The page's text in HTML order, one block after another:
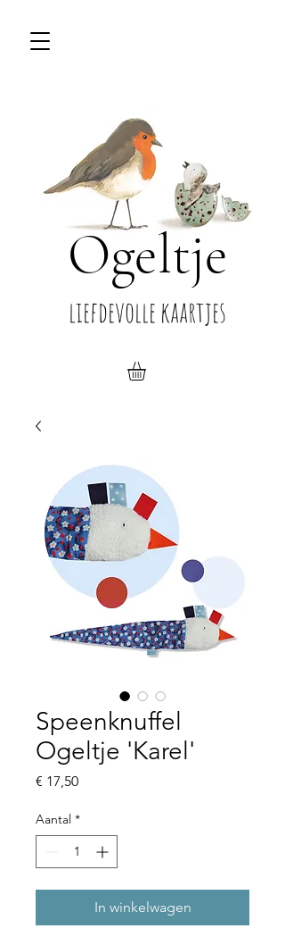
liefdevolle kaartjes
Ogeltje
Speenknuffel
Ogeltje 'Karel'
€ 17,50Prijs
Aantal *
In winkelwagen